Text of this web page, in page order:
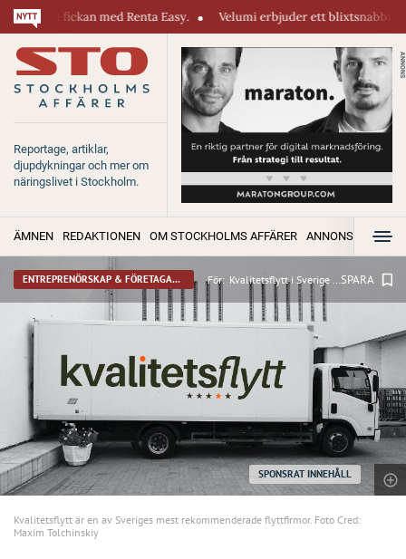
Renta Easy. Velumi erbjuder ett blixtsnabbt, pålitligt & säkert
Reportage, artiklar,
djupdykningar och mer om
näringslivet i Stockholm.
ANNONS
ÄMNEN REDAKTIONEN OM STOCKHOLMS AFFÄRER ANNONSERA
SPONSRAT INNEHÅLL
ENTREPRENÖRSKAP & FÖRETAGANDE För: SPARA
Kvalitetsflytt är en av Sveriges mest rekommenderade flyttfirmor. Foto Cred:
Maxim Tolchinskiy